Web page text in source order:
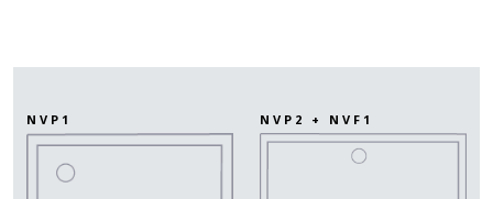
NVP1 NVP2 + NVF1